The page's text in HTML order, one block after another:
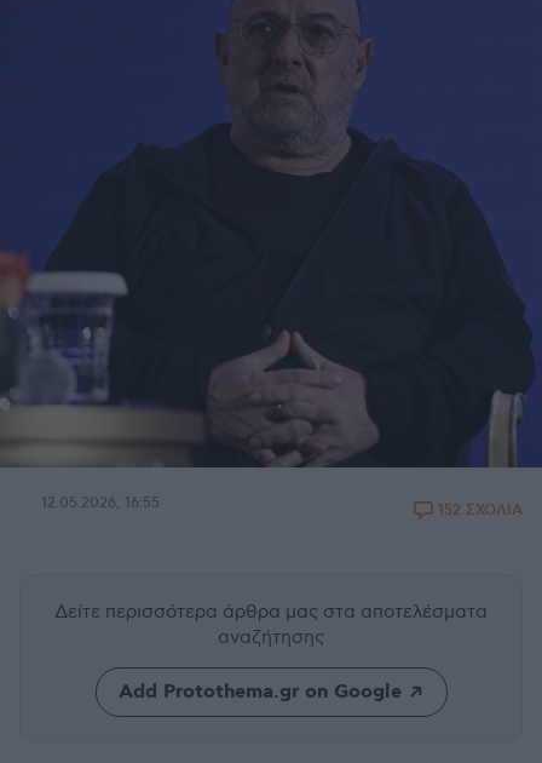
12.05.2026, 16:55 152 ΣΧΟΛΙΑ
Δείτε περισσότερα άρθρα μας στα αποτελέσματα
αναζήτησης
Add Protothema.gr on Google